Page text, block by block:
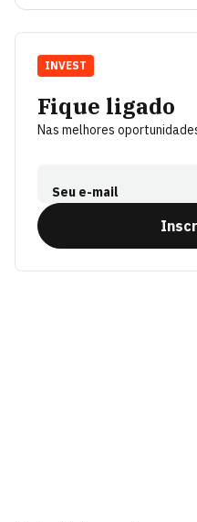
Fique ligado
Nas melhores
Seu e-mail
INVEST